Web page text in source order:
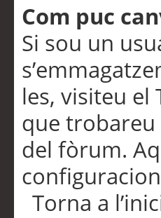
Com puc
Si sou un
les, visiteu el
que
del fòrum.
Torna a